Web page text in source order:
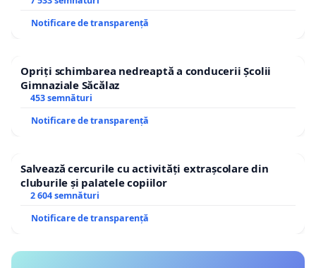
Notificare de transparență
Opriți schimbarea nedreaptă a conducerii Școlii
Gimnaziale Săcălaz
453 semnături
Notificare de transparență
Salvează cercurile cu activități extrașcolare din
cluburile și palatele copiilor
2 604 semnături
Notificare de transparență